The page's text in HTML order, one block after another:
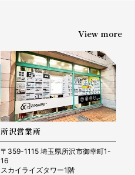
View more
所沢営業所
〒359-1115 埼玉県所沢市御幸町1-
16
スカイライズタワー1階